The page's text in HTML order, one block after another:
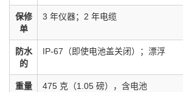
保修
单
3 年仪器；2 年电缆
防水
的
IP-67（即使电池盖关闭）；漂浮
重量 475 克（1.05 磅），含电池